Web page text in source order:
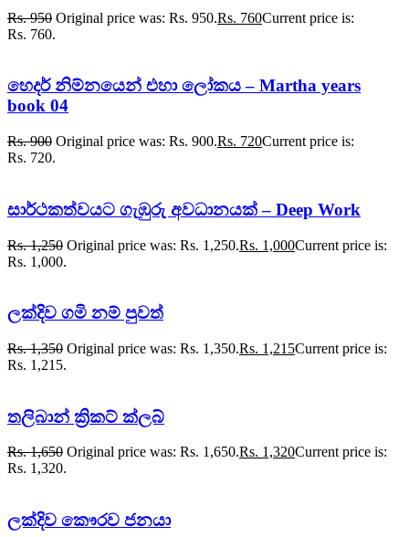
Rs.950 Original price was: Rs. 950.Rs. 760Current price is:
Rs. 760.
හෙදර් නිම්නයෙන් එහා ලෝකය – Martha years
book 04
Rs.900 Original price was: Rs. 900.Rs. 720Current price is:
Rs. 720.
සාර්ථකත්වයට ගැඹුරු අවධානයක් – Deep Work
Rs.1,250 Original price was: Rs. 1,250.Rs. 1,000Current price is:
Rs. 1,000.
ලක්දිව ගමි නම් පුවත්
Rs.1,350 Original price was: Rs. 1,350.Rs. 1,215Current price is:
Rs. 1,215.
තලිබාන් ක්‍රිකට් ක්ලබ්
Rs.1,650 Original price was: Rs. 1,650.Rs. 1,320Current price is:
Rs. 1,320.
ලක්දිව කෞරව ජනයා